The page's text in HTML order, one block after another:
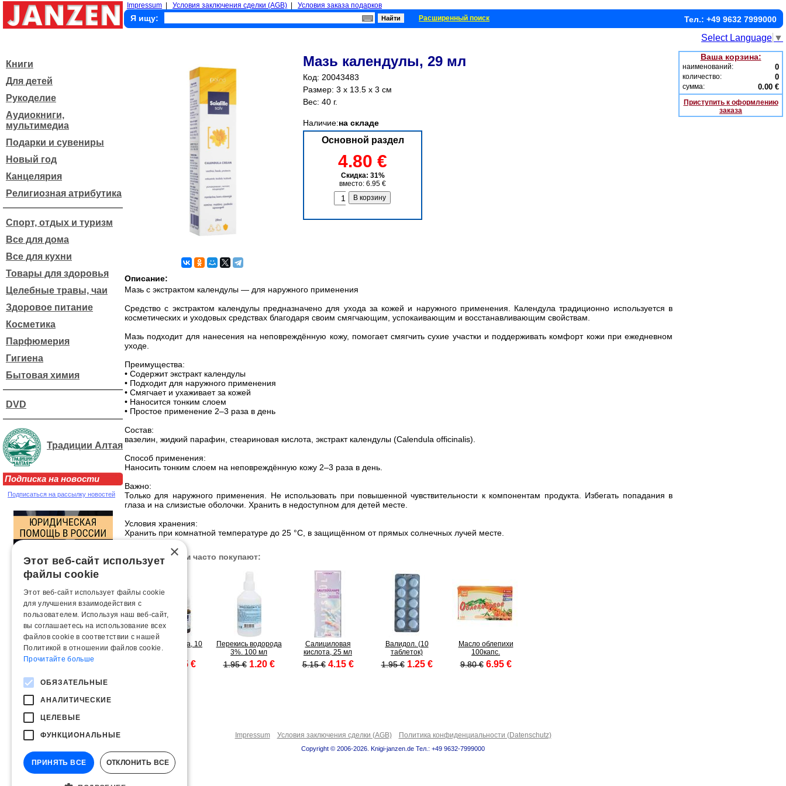
Impressum Условия заключения сделки (AGB) Условия заказа подарков
Я ищу: Расширенный поиск Тел.: +49 9632 7999000
Select Language ▼
Книги
Для детей
Рукоделие
Аудиокниги,
мультимедиа
Подарки и сувениры
Новый год
Канцелярия
Религиозная атрибутика
Спорт, отдых и туризм
Все для дома
Все для кухни
Товары для здоровья
Целебные травы, чаи
Здоровое питание
Косметика
Парфюмерия
Гигиена
Бытовая химия
DVD
Традиции Алтая
Подписка на новости
Подписаться на рассылку новостей
Мазь календулы, 29 мл
Код: 20043483
Размер: 3 x 13.5 x 3 см
Вес: 40 г.
Наличие:на складе
Основной раздел
4.80 €
Скидка: 31%
вместо: 6.95 €
Описание:
Мазь с экстрактом календулы — для наружного применения
Средство с экстрактом календулы предназначено для ухода за кожей и наружного применения. Календула традиционно используется в
косметических и уходовых средствах благодаря своим смягчающим, успокаивающим и восстанавливающим свойствам.
Мазь подходит для нанесения на неповреждённую кожу, помогает смягчить сухие участки и поддерживать комфорт кожи при ежедневном
уходе.
Преимущества:
• Содержит экстракт календулы
• Подходит для наружного применения
• Смягчает и ухаживает за кожей
• Наносится тонким слоем
• Простое применение 2–3 раза в день
Состав:
вазелин, жидкий парафин, стеариновая кислота, экстракт календулы (Calendula officinalis).
Способ применения:
Наносить тонким слоем на неповреждённую кожу 2–3 раза в день.
Важно:
Только для наружного применения. Не использовать при повышенной чувствительности к компонентам продукта. Избегать попадания в
глаза и на слизистые оболочки. Хранить в недоступном для детей месте.
Условия хранения:
Хранить при комнатной температуре до 25 °C, в защищённом от прямых солнечных лучей месте.
С этим товаром часто покупают:
Масло для носа, 10
6.35 €
Перекись водорода
3%. 100 мл
1.95 € 1.20 €
Салициловая
кислота, 25 мл
5.15 € 4.15 €
Валидол. (10
таблеток)
1.95 € 1.25 €
Масло облепихи
100капс.
9.80 € 6.95 €
Ваша корзина:
наименований: 0
количество: 0
сумма: 0.00 €
Приступить к оформлению
заказа
Impressum Условия заключения сделки (AGB) Политика конфиденциальности (Datenschutz)
Copyright © 2006-2026. Knigi-janzen.de Тел.: +49 9632-7999000
×
Этот веб-сайт использует
файлы cookie
Этот веб-сайт использует файлы cookie
для улучшения взаимодействия с
пользователем. Используя наш веб-сайт,
вы соглашаетесь на использование всех
файлов cookie в соответствии с нашей
Политикой в ​​отношении файлов cookie.
Прочитайте больше
ОБЯЗАТЕЛЬНЫЕ
АНАЛИТИЧЕСКИЕ
ЦЕЛЕВЫЕ
ФУНКЦИОНАЛЬНЫЕ
ПРИНЯТЬ ВСЕ ОТКЛОНИТЬ ВСЕ